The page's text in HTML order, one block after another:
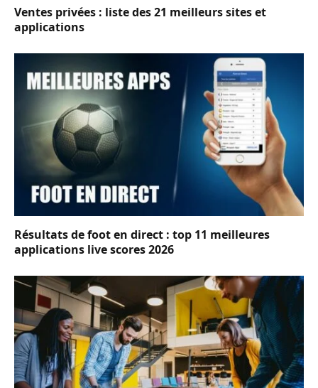
Ventes privées : liste des 21 meilleurs sites et
applications
Résultats de foot en direct : top 11 meilleures
applications live scores 2026